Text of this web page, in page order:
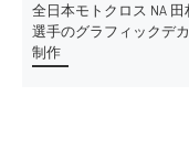
全日本モトクロス NA 田
選手のグラフィックデ
制作